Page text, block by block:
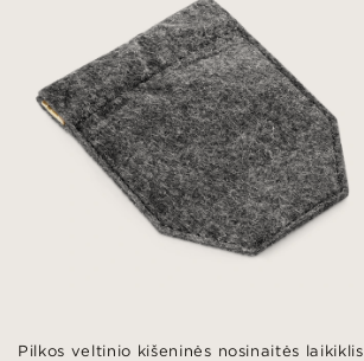
Pilkos veltinio kišeninės nosinaitės laikiklis